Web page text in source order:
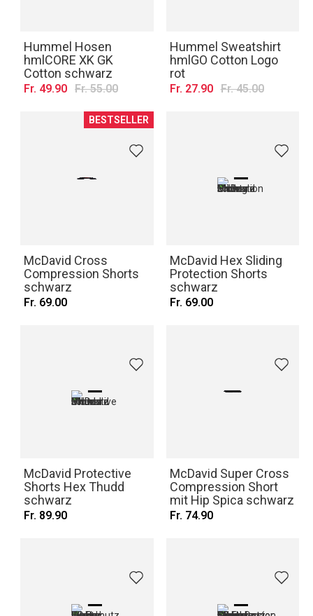
Hummel Hosen
hmlCORE XK GK
Cotton schwarz
Fr. 49.90 Fr. 55.00
Hummel Sweatshirt
hmlGO Cotton Logo
rot
Fr. 27.90 Fr. 45.00
BESTSELLER
McDavid Cross
Compression Shorts
schwarz
Fr. 69.00
McDavid Hex Sliding
Protection Shorts
schwarz
Fr. 69.00
McDavid Protective
Shorts Hex Thudd
schwarz
Fr. 89.90
McDavid Super Cross
Compression Short
mit Hip Spica schwarz
Fr. 74.90